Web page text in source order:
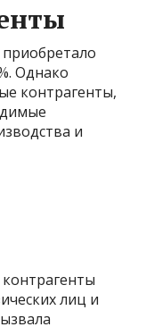
Однако
контрагенты,
и
лиц и